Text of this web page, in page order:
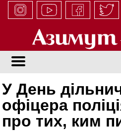
У День
офіцера
про тих, ким